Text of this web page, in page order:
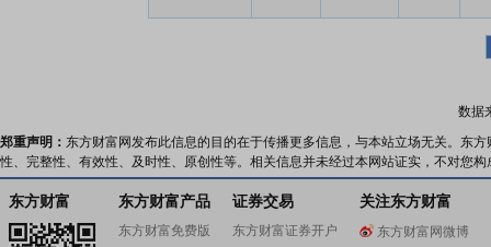
数据
郑重声明： 东方财富网发布此信息的目的在于传播更多信息，与本站立场无关。东
性、完整性、有效性、及时性、原创性等。相关信息并未经过本网站证实，不对您
东方财富 东方财富产品
东方财富免费版
证券交易
东方财富证券开户
关注东方财富
东方财富网微博